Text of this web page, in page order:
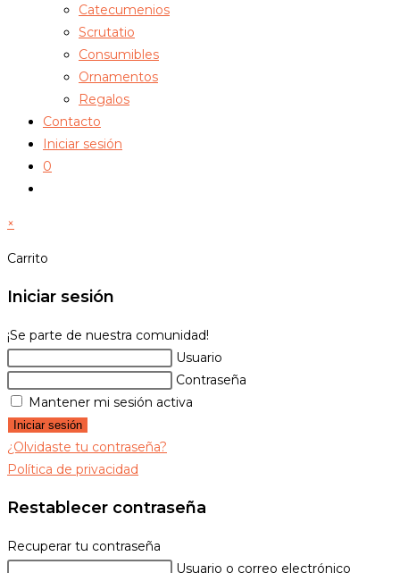
Catecumenios
Scrutatio
Consumibles
Ornamentos
Regalos
Contacto
Iniciar sesión
0
la
×
Carrito
Iniciar sesión
¡Se parte de nuestra comunidad!
Usuario
Contraseña
Mantener mi sesión activa
Iniciar sesión
¿Olvidaste tu contraseña?
Política de privacidad
Restablecer contraseña
Recuperar tu contraseña
Usuario o correo electrónico